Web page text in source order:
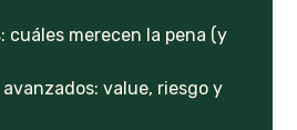
cuáles merecen la pena (y
value, riesgo y